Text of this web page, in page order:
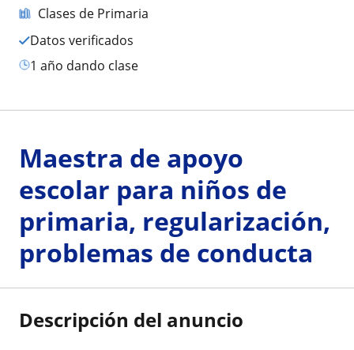
Clases de Primaria
Datos verificados
1 año dando clase
Maestra de apoyo
escolar para niños de
primaria, regularización,
problemas de conducta
Descripción del anuncio